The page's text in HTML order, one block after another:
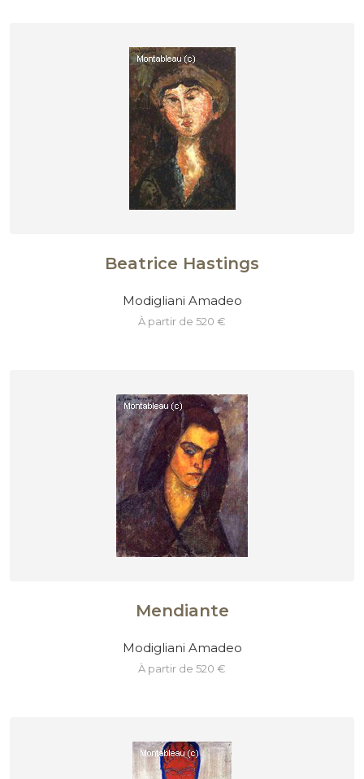
Beatrice Hastings
Modigliani Amadeo
à partir de 520 €
Mendiante
Modigliani Amadeo
à partir de 520 €